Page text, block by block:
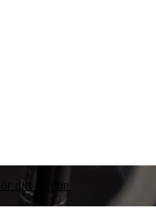
ditt fordon.